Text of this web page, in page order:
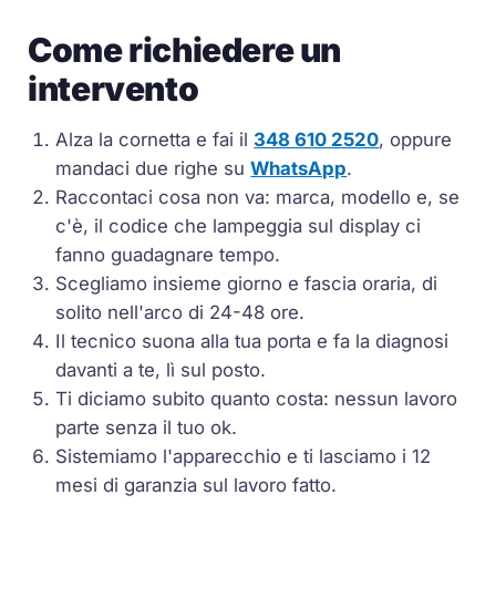
Come richiedere un
intervento
Alza la cornetta e fai il 348 610 2520, oppure
mandaci due righe suWhatsApp.
Raccontaci cosa non va: marca, modello e, se
c'è, il codice che lampeggia sul display ci
fanno guadagnare tempo.
Scegliamo insieme giorno e fascia oraria, di
solito nell'arco di 24-48 ore.
Il tecnico suona alla tua porta e fa la diagnosi
davanti a te, lì sul posto.
Ti diciamo subito quanto costa: nessun lavoro
parte senza il tuo ok.
Sistemiamo l'apparecchio e ti lasciamo i 12
mesi di garanzia sul lavoro fatto.